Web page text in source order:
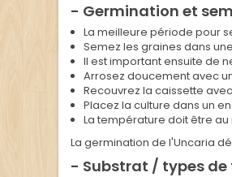
- Germination et
La meilleure période pour
Semez les graines dans
Il est important ensuite de
Arrosez doucement avec
Recouvrez la caissette
Placez la culture dans un
La température doit être
La germination de l'Uncaria
- Substrat / types de